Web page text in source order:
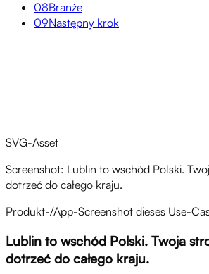
08Branże
09Następny krok
SVG-Asset
Screenshot: Lublin to wschód Polski.
dotrzeć do całego kraju.
Produkt-/App-Screenshot dieses Use-
Lublin to wschód Polski. Twoja
dotrzeć do całego kraju.